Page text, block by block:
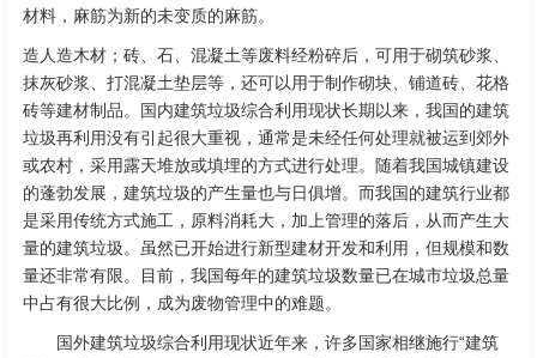
材料，麻筋为新的未变质的麻筋。
造人造木材；砖、石、混凝土等废料经粉碎后，可用于砌筑砂浆、
抹灰砂浆、打混凝土垫层等，还可以用于制作砌块、铺道砖、花格
砖等建材制品。国内建筑垃圾综合利用现状长期以来，我国的建筑
垃圾再利用没有引起很大重视，通常是未经任何处理就被运到郊外
或农村，采用露天堆放或填埋的方式进行处理。随着我国城镇建设
的蓬勃发展，建筑垃圾的产生量也与日俱增。而我国的建筑行业都
是采用传统方式施工，原料消耗大，加上管理的落后，从而产生大
量的建筑垃圾。虽然已开始进行新型建材开发和利用，但规模和数
量还非常有限。目前，我国每年的建筑垃圾数量已在城市垃圾总量
中占有很大比例，成为废物管理中的难题。
国外建筑垃圾综合利用现状近年来，许多国家相继施行“建筑